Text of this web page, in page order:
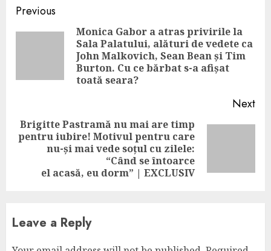
Continue
Reading
Previous
Monica Gabor a atras privirile la
Sala Palatului, alături de vedete ca
John Malkovich, Sean Bean și Tim
Burton. Cu ce bărbat s-a afișat
toată seara?
Next
Next
Brigitte Pastramă nu mai are timp
pentru iubire! Motivul pentru care
nu-și mai vede soțul cu zilele:
“Când se întoarce
el acasă, eu dorm” | EXCLUSIV
Leave a Reply